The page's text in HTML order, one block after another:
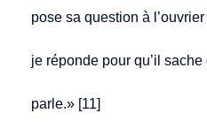
pose sa question à
je réponde pour qu’il
parle.» [11]